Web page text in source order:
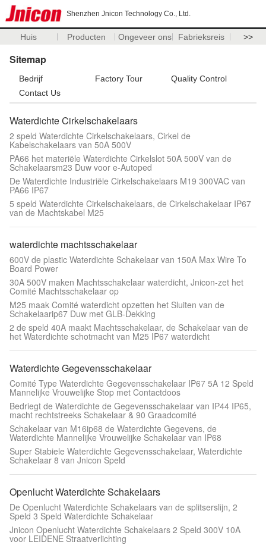
Shenzhen Jnicon Technology Co., Ltd.
Huis Producten Ongeveer ons Fabrieksreis >>
Sitemap
Bedrijf Factory Tour
Quality Control
Contact Us
Waterdichte Cirkelschakelaars
2 speld Waterdichte Cirkelschakelaars, Cirkel de
Kabelschakelaars van 50A 500V
PA66 het materiële Waterdichte Cirkelslot 50A 500V van de
Schakelaarsm23 Duw voor e-Autoped
De Waterdichte Industriële Cirkelschakelaars M19 300VAC van
PA66 IP67
5 speld Waterdichte Cirkelschakelaars, de Cirkelschakelaar IP67
van de Machtskabel M25
waterdichte machtsschakelaar
600V de plastic Waterdichte Schakelaar van 150A Max Wire To
Board Power
30A 500V maken Machtsschakelaar waterdicht, Jnicon-zet het
Comité Machtsschakelaar op
M25 maak Comité waterdicht opzetten het Sluiten van de
Schakelaarip67 Duw met GLB-Dekking
2 de speld 40A maakt Machtsschakelaar, de Schakelaar van de
het Waterdichte schotmacht van M25 IP67 waterdicht
Waterdichte Gegevensschakelaar
Comité Type Waterdichte Gegevensschakelaar IP67 5A 12 Speld
Mannelijke Vrouwelijke Stop met Contactdoos
Bedriegt de Waterdichte de Gegevensschakelaar van IP44 IP65,
macht rechtstreeks Schakelaar & 90 Graadcomité
Schakelaar van M16ip68 de Waterdichte Gegevens, de
Waterdichte Mannelijke Vrouwelijke Schakelaar van IP68
Super Stabiele Waterdichte Gegevensschakelaar, Waterdichte
Schakelaar 8 van Jnicon Speld
Openlucht Waterdichte Schakelaars
De Openlucht Waterdichte Schakelaars van de splitserslijn, 2
Speld 3 Speld Waterdichte Schakelaar
Jnicon Openlucht Waterdichte Schakelaars 2 Speld 300V 10A
voor LEIDENE Straatverlichting